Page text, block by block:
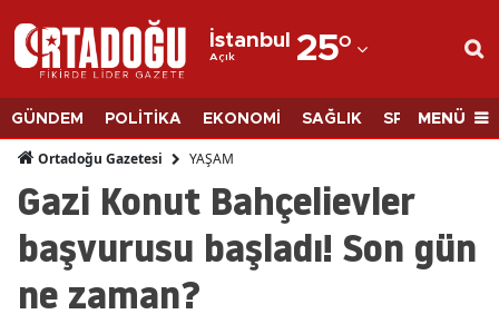
İstanbul
Açık 25°
Adana
Adıyaman
Afyonkarahisar
Ağrı
Amasya
GÜNDEM POLİTİKA EKONOMİ SAĞLIK SPORMENÜ
Ortadoğu Gazetesi YAŞAM
Gazi Konut Bahçelievler
başvurusu başladı! Son gün
ne zaman?